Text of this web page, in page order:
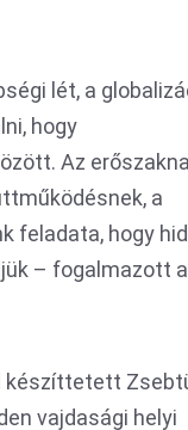
lét, a
hogy
Az
a
feladata, hogy
– fogalmazott
készíttetett
vajdasági helyi